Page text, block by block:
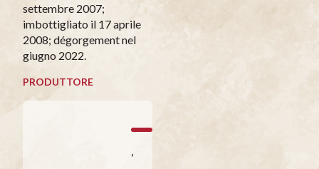
settembre 2007;
imbottigliato il 17 aprile
2008; dégorgement nel
giugno 2022.
PRODUTTORE
,